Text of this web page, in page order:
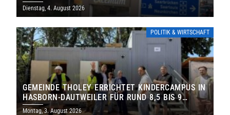
Dienstag, 4. August 2026
POLITIK & WIRTSCHAFT
GEMEINDE THOLEY ERRICHTET KINDERCAMPUS IN
HASBORN-DAUTWEILER FÜR RUND 8,5 BIS 9
MILLIONEN EURO
Montag, 3. August 2026